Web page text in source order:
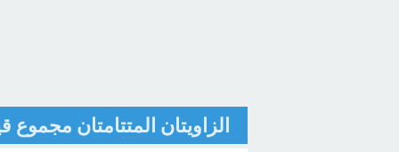
الزاويتان المتتامتان